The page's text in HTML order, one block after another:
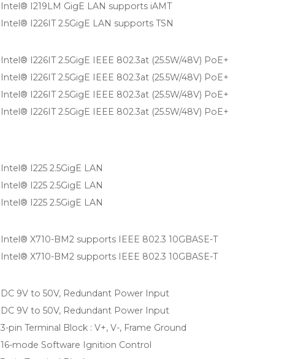
Intel® I219LM GigE LAN supports iAMT
Intel® I226IT 2.5GigE LAN supports TSN
Intel® I226IT 2.5GigE IEEE 802.3at (25.5W/48V) PoE+
Intel® I226IT 2.5GigE IEEE 802.3at (25.5W/48V) PoE+
Intel® I226IT 2.5GigE IEEE 802.3at (25.5W/48V) PoE+
Intel® I226IT 2.5GigE IEEE 802.3at (25.5W/48V) PoE+
Intel® I225 2.5GigE LAN
Intel® I225 2.5GigE LAN
Intel® I225 2.5GigE LAN
Intel® X710-BM2 supports IEEE 802.3 10GBASE-T
Intel® X710-BM2 supports IEEE 802.3 10GBASE-T
DC 9V to 50V, Redundant Power Input
DC 9V to 50V, Redundant Power Input
3-pin Terminal Block : V+, V-, Frame Ground
16-mode Software Ignition Control